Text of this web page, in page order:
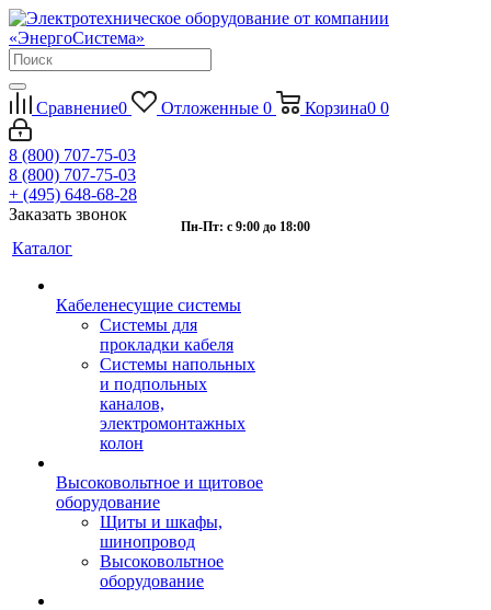
Сравнение0 Отложенные 0 Корзина0 0
8 (800) 707-75-03
8 (800) 707-75-03
+ (495) 648-68-28
Заказать звонок
Пн-Пт: с 9:00 до 18:00
Каталог
Кабеленесущие системы
Системы для
прокладки кабеля
Системы напольных
и подпольных
каналов,
электромонтажных
колон
Высоковольтное и щитовое
оборудование
Щиты и шкафы,
шинопровод
Высоковольтное
оборудование